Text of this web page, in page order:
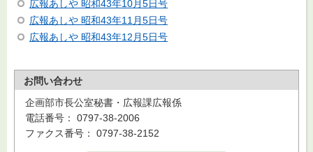
広報あしや 昭和43年10月5日号
広報あしや 昭和43年11月5日号
広報あしや 昭和43年12月5日号
お問い合わせ
企画部市長公室秘書・広報課広報係
電話番号： 0797-38-2006
ファクス番号： 0797-38-2152